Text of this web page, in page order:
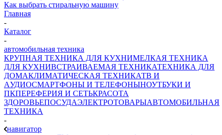
Как выбрать стиральную машину
Главная
-
Каталог
-
автомобильная техника
КРУПНАЯ ТЕХНИКА ДЛЯ КУХНИМЕЛКАЯ ТЕХНИКА
ДЛЯ КУХНИВСТРАИВАЕМАЯ ТЕХНИКАТЕХНИКА ДЛЯ
ДОМАКЛИМАТИЧЕСКАЯ ТЕХНИКАТВ И
AУДИОСМАРТФОНЫ И ТЕЛЕФОНЫНОУТБУКИ И
ПКПЕРЕФЕРИЯ И СЕТЬКРАСОТА
ЗДОРОВЬЕПОСУДАЭЛЕКТРОТОВАРЫАВТОМОБИЛЬНАЯ
ТЕХНИКА
-
навигатор